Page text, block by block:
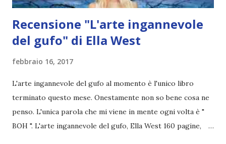
Recensione "L'arte ingannevole
del gufo" di Ella West
febbraio 16, 2017
L'arte ingannevole del gufo al momento è l'unico libro
terminato questo mese. Onestamente non so bene cosa ne
penso. L'unica parola che mi viene in mente ogni volta è "
BOH ". L'arte ingannevole del gufo, Ella West 160 pagine,